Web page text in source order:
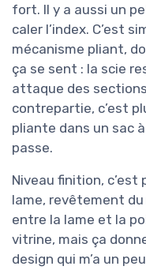
fort. Il y a aussi un
caler l’index. C’est
mécanisme pliant,
ça se sent : la scie
attaque des
contrepartie, c’est
pliante dans un sac
passe.
Niveau finition, c’est
lame, revêtement
entre la lame et la
vitrine, mais ça
design qui m’a un